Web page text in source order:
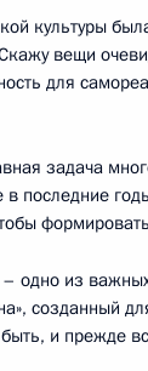
Совета по
года, 17:00
арены
культуры
вещи
для
задача
в последние
одно из
созданный
и прежде